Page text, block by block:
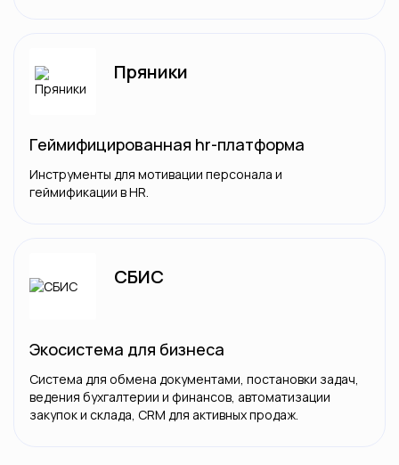
Пряники
Геймифицированная hr-платформа
Инструменты для мотивации персонала и
геймификации в HR.
СБИС
Экосистема для бизнеса
Система для обмена документами, постановки задач,
ведения бухгалтерии и финансов, автоматизации
закупок и склада, CRM для активных продаж.